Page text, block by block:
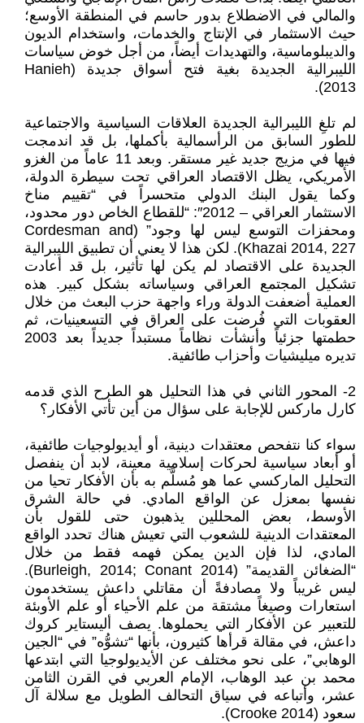
والمالي في الاضطلاع بدور حاسم في المنطقة الأوسع؛
حيث الاستثمار في الإنتاج والخدمات، واستخدام الديون
والديبلوماسية، والتهديدات أيضاً، من أجل خوض سياسات
الليبرالية الجديدة بغية فتح أسواق جديدة (Hanieh
2013).
لم تلغِ الليبرالية الجديدة العلاقات السياسية والاجتماعية
للطور السابق من الرأسمالية بأكملها، بل قد اندمجت
فيها في مزيج جديد غير مستقر. وبعد 11 عاماً من الغزو
الأمريكي، يظل الاقتصاد العراقي تحت سيطرة الدولة،
وكما يقول البنك الدولي متحسراً في “تقييم مناخ
الاستثمار العراقي – 2012″: “للقطاع الخاص دور محدود،
ومحفزات التوسع ليس لها وجود” (Cordesman and
Khazai 2014, 227). لكن هذا لا يعني أن تطبيق الليبرالية
الجديدة على الاقتصاد لم يكن لها تأثير، بل قد أعادت
تشكيل المجتمع العراقي وسياساته بشكل كبير. هذه
العملية أضعفت الدولة وراء واجهة حزب البعث من خلال
العقوبات التي فُرضت على العراق في التسعينيات، ثم
حطمتها جزئياً وأنشأت نظاماً مستبداً جديداً بعد 2003
تديره ميليشيات وأحزاب طائفية.
2- المحور الثاني في هذا التحليل هو الطرح الذي قدمه
كارل ماركس للإجابة على سؤال من أين تأتي الأفكار؟
سواء كنا نتفحص معتقدات دينية، أو أيديولوجيات طائفية،
أو أبعاد سياسية لحركات إسلامية معينة، لابد أن ينفصل
التحليل الماركسي عما هو مُسلَّم به بأن الأفكار تحيا من
نفسها بمعزل عن الواقع المادي. في حالة الشرق
الأوسط، بعض المحللين يذهبون حتى للقول بأن
المعتقدات الدينية للشعوب التي تعيش هناك تحدد الواقع
المادي، لذا فإن الدين يمكن فهمه فقط من خلال
“الضغائن القديمة” (Burleigh, 2014; Conant 2014).
ليس غريباً ولا مصادفةً أن مقاتلي داعش يستخدمون
استعارات وصيغاً مشتقة من علم الأحياء أو علم الأوبئة
للتعبير عن الأفكار التي يحملوها. يصف أليستاير كروك
داعش، في مقالة قرأها كثيرون، بأنها “تشوُّه” في “الجين
الوهابي”، على نحو مختلف عن الأيديولوجيا التي ابتدعها
محمد بن عبد الوهاب، الإمام العربي في القرن الثامن
عشر، وأتباعه في سياق التحالف الطويل مع سلالة آل
سعود (Crooke 2014).